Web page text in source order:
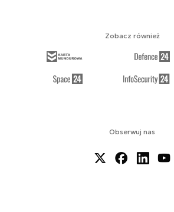
Obserwuj nas
Zobacz również